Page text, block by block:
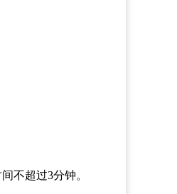
不超过3分钟。